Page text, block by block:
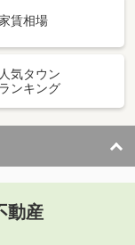
賃相場
人気タウン
ランキング
動産